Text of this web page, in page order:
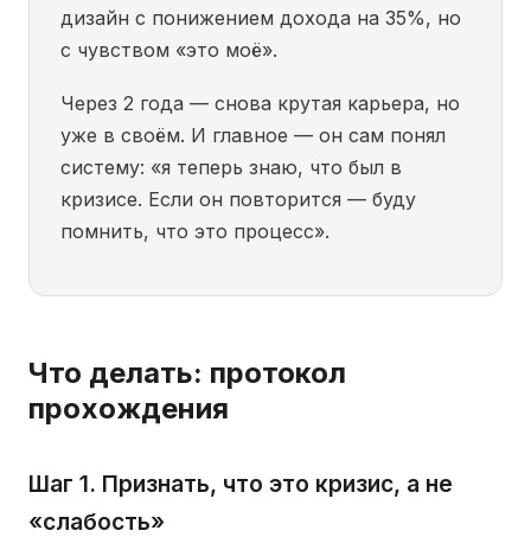
дизайн с понижением дохода на 35%, но
с чувством «это моё».
Через 2 года — снова крутая карьера, но
уже в своём. И главное — он сам понял
систему: «я теперь знаю, что был в
кризисе. Если он повторится — буду
помнить, что это процесс».
Что делать: протокол
прохождения
Шаг 1. Признать, что это кризис, а не
«слабость»